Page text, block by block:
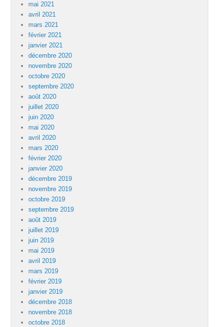
mai 2021
avril 2021
mars 2021
février 2021
janvier 2021
décembre 2020
novembre 2020
octobre 2020
septembre 2020
août 2020
juillet 2020
juin 2020
mai 2020
avril 2020
mars 2020
février 2020
janvier 2020
décembre 2019
novembre 2019
octobre 2019
septembre 2019
août 2019
juillet 2019
juin 2019
mai 2019
avril 2019
mars 2019
février 2019
janvier 2019
décembre 2018
novembre 2018
octobre 2018